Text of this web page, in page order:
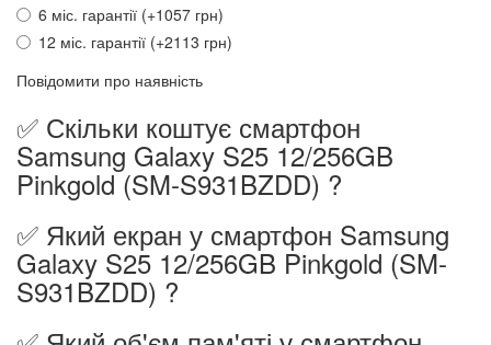
6 міс. гарантії (+1057 грн)
12 міс. гарантії (+2113 грн)
Повідомити про наявність
✅ Скільки коштує смартфон
Samsung Galaxy S25 12/256GB
Pinkgold (SM-S931BZDD) ?
✅ Який екран у смартфон Samsung
Galaxy S25 12/256GB Pinkgold (SM-
S931BZDD) ?